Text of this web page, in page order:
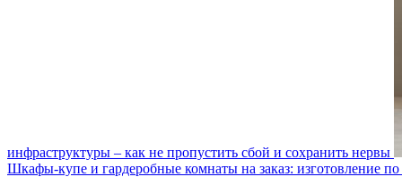
инфраструктуры – как не пропустить сбой и сохранить нервы
Шкафы-купе и гардеробные комнаты на заказ: изготовление по